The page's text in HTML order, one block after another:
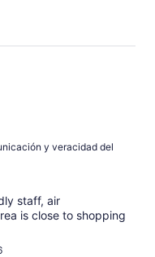
y veracidad del
staff, air
is close to shopping